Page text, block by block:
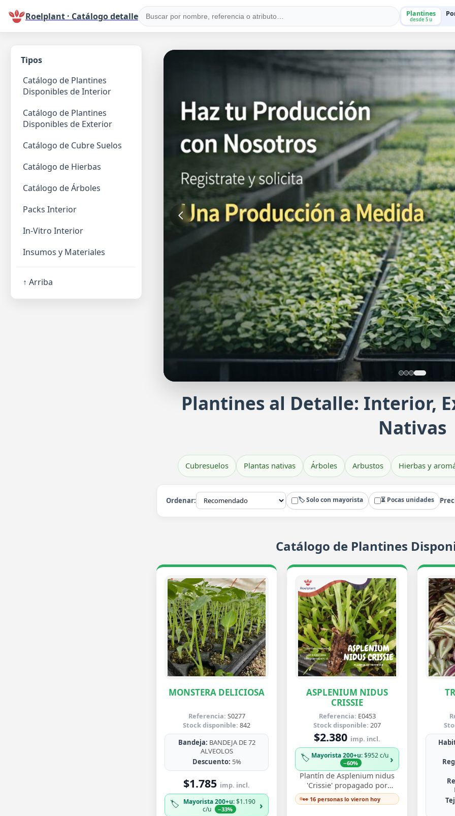
Roelplant · Catálogo detalle Plantines
desde 5 u
Haz tu
Regístrate y solicita una
Plantines al Detalle: Interior,
Nativas
Cubresuelos Plantas nativas Árboles Arbustos Hierbas y
Ordenar: 🏷️ Solo con mayorista ⏳ Pocas unidades
Tipos
Catálogo de Plantines
Disponibles de Interior
Catálogo de Plantines
Disponibles de Exterior
Catálogo de Cubre Suelos
Catálogo de Hierbas
Catálogo de Árboles
Packs Interior
In-Vitro Interior
Insumos y Materiales
↑ Arriba
Catálogo de Plantines
MONSTERA DELICIOSA
Referencia: S0277
Stock disponible: 842
Bandeja: BANDEJA DE 72
ALVEOLOS
Descuento: 5%
$1.785 imp. incl.
🏷️ Mayorista 200+u: $1.190
c/u
−33% ›
ASPLENIUM NIDUS
CRISSIE
Referencia: E0453
Stock disponible: 207
$2.380 imp. incl.
🏷️ Mayorista 200+u: $952 c/u
−60% ›
Plantín de Asplenium nidus
'Crissie' propagado por
esqueje enraizado, con
frondas de bordes ondulados
👀 16 personas lo vieron hoy